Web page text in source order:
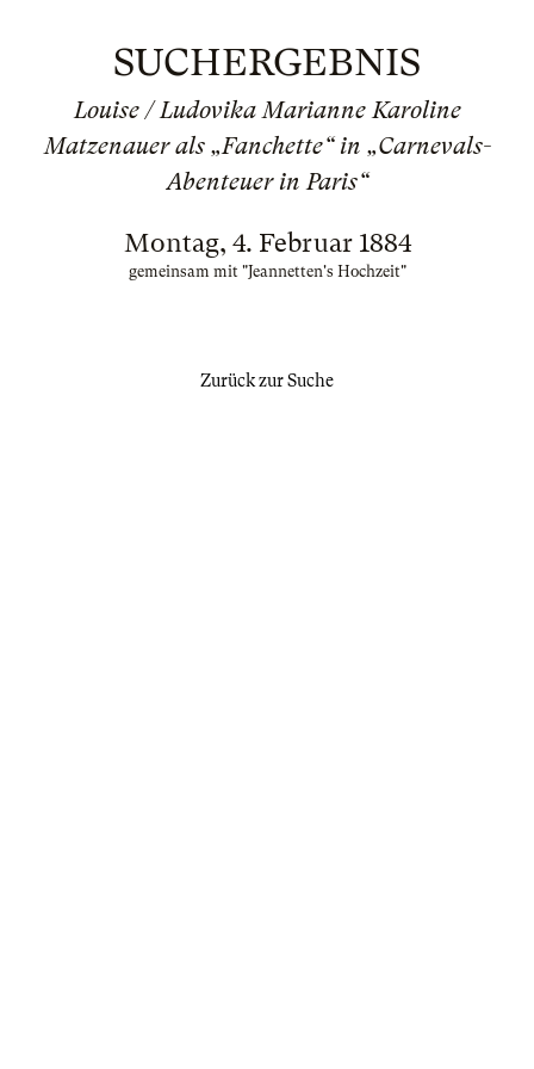
SUCHERGEBNIS
Louise / Ludovika Marianne Karoline
Matzenauer als „Fanchette“ in „Carnevals-
Abenteuer in Paris“
Montag, 4. Februar 1884
gemeinsam mit "Jeannetten's Hochzeit"
Zurück zur Suche